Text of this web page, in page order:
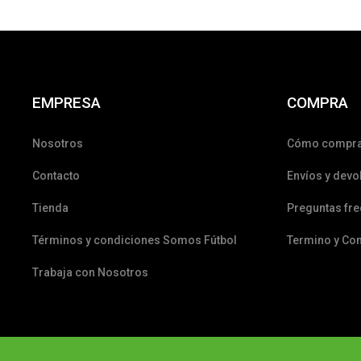
EMPRESA
Nosotros
Contacto
Tienda
Términos y condiciones Somos Fútbol
Trabaja con Nosotros
COMPRA
Cómo
Envíos y
Preguntas
Termino y